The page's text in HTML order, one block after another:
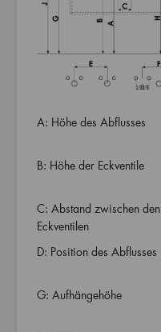
A: Höhe des Abflusses
B: Höhe der Eckventile
C: Abstand zwischen den
Eckventilen
D: Position des Abflusses
G: Aufhängehöhe